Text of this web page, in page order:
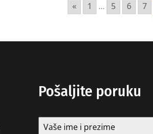
« 1 ... 5 6 7
Pošaljite poruku